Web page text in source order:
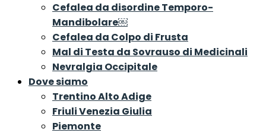
Cefalea da disordine Temporo-
Mandibolare￼
Cefalea da Colpo di Frusta
Mal di Testa da Sovrauso di Medicinali
Nevralgia Occipitale
Dove siamo
Trentino Alto Adige
Friuli Venezia Giulia
Piemonte